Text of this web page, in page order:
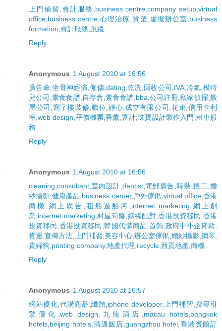
上門補習,會計服務 ,business centre,company setup,virtual
office,business centre,心理治療,貨架,虛擬辦公室,business
formation,會計服務,跟蹤
Reply
Anonymous 1 August 2010 at 16:56
廣告傘,坐骨神經痛,僱傭,dating,乾洗,回收公司 ,IVA,冷氣,模特
兒公司 ,素食食譜,自存倉,素食食譜,bba,公司註冊,私家偵探,搬
屋公司 ,寫字樓裝修,職位,靜心,成立有限公司 ,花束,信用卡利
率,web design,平價機票,香薰,審計,珠寶設計製作入門 ,租車服
務
Reply
Anonymous 1 August 2010 at 16:56
cleaning,consultant,室內設計,dentist,電郵廣告,時裝,搵工,婚
紗攝影,健康產品,business center,戶外傢俬,virtual office,香港
商機 , 網上廣告 , 租船遊船河 ,internet marketing, 網上創
業,internet marketing,村屋筍盤,姻緣配對,香港投资移民,香港
投資移民,香港投資移民,韓國代購商品,首飾,政府中小企貸款,
貨運,宣傳方法,上門補習,美容中心,辦公室傢俬,婚紗攝影,鋼琴,
貴婦狗,printing company,地產代理,recycle,西貢地產,商機
Reply
Anonymous 1 August 2010 at 16:57
網站優化,代購商品,纖體,iphone developer,上門補習,搜尋引
擎優化 ,web design, 九龍酒店 ,macau hotels,bangkok
hotels,beijing hotels,清邁飯店,guangzhou hotel,香港賓館訂